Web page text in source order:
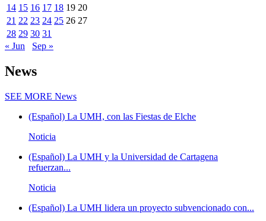
14 15 16 17 18 19 20
21 22 23 24 25 26 27
28 29 30 31
« Jun
Sep »
News
SEE MORE News
(Español) La UMH, con las Fiestas de Elche
Noticia
(Español) La UMH y la Universidad de Cartagena
refuerzan...
Noticia
(Español) La UMH lidera un proyecto subvencionado con...